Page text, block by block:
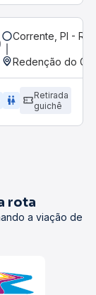
Corrente, PI -
Redenção do
wc
Retirada
guichê
rota
a viação de